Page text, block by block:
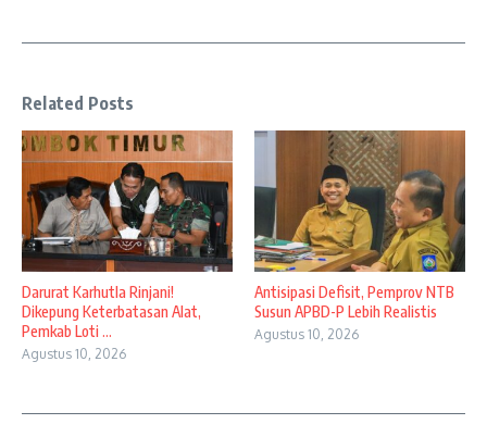
Related Posts
Darurat Karhutla Rinjani!
Dikepung Keterbatasan Alat,
Pemkab Loti ...
Agustus 10, 2026
Antisipasi Defisit, Pemprov NTB
Susun APBD-P Lebih Realistis
Agustus 10, 2026